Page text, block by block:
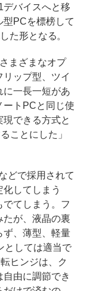
デバイスへと移
型PCを標榜して
た形となる。
まざまなオプ
ップ型、ツイ
に一長一短があ
ートPCと同じ使
できる方式と
ことにした」
どで採用されて
してしまう
でてしまう。フ
たが、液晶の裏
ず、薄型、軽量
としては適当で
ヒンジは、ク
由に調節でき